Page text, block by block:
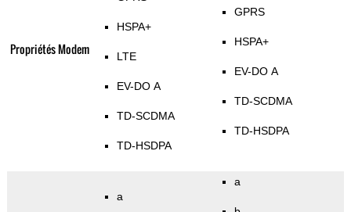
Propriétés Modem
HSPA+
LTE
EV-DO A
TD-SCDMA
TD-HSDPA
GPRS
HSPA+
EV-DO A
TD-SCDMA
TD-HSDPA
a
a